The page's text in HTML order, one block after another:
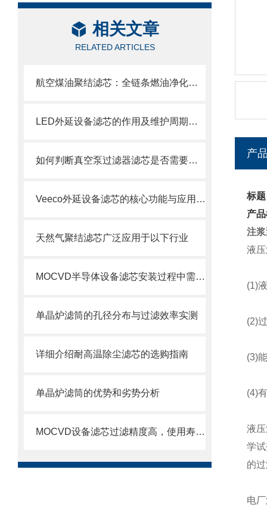
相关文章
RELATED ARTICLES
航空煤油聚结滤芯：全链条燃油净化的关键配套
LED外延设备滤芯的作用及维护周期科普
如何判断真空泵过滤器滤芯是否需要更换？
Veeco外延设备滤芯的核心功能与应用场景
天然气聚结滤芯广泛应用于以下行业
MOCVD半导体设备滤芯安装过程中需要注意的几个关键步骤
单晶炉滤筒的孔径分布与过滤效率实测
详细介绍耐高温除尘滤芯的选购指南
单晶炉滤筒的优势和劣势分析
MOCVD设备滤芯过滤精度高，使用寿命长
产
标
产
注
液
(1)
(2)
(3)
(4)
液
学
的
电